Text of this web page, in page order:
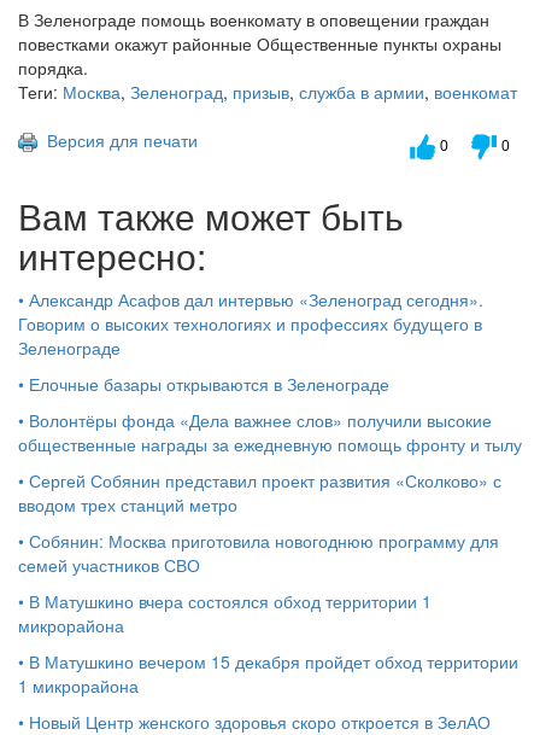
В Зеленограде помощь военкомату в оповещении граждан
повестками окажут районные Общественные пункты охраны
порядка.
Теги: Москва, Зеленоград, призыв, служба в армии, военкомат
Версия для печати
0 0
Вам также может быть
интересно:
• Александр Асафов дал интервью «Зеленоград сегодня».
Говорим о высоких технологиях и профессиях будущего в
Зеленограде
• Елочные базары открываются в Зеленограде
• Волонтёры фонда «Дела важнее слов» получили высокие
общественные награды за ежедневную помощь фронту и тылу
• Сергей Собянин представил проект развития «Сколково» с
вводом трех станций метро
• Собянин: Москва приготовила новогоднюю программу для
семей участников СВО
• В Матушкино вчера состоялся обход территории 1
микрорайона
• В Матушкино вечером 15 декабря пройдет обход территории
1 микрорайона
• Новый Центр женского здоровья скоро откроется в ЗелАО